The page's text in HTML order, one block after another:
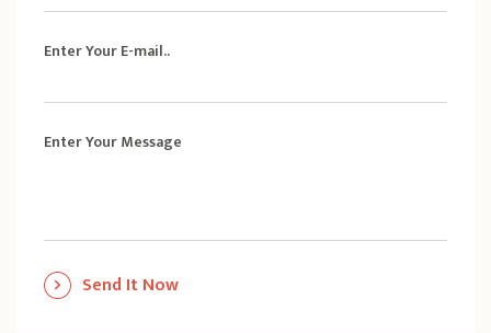
Enter Your E-mail..
Enter Your Message
Send It Now